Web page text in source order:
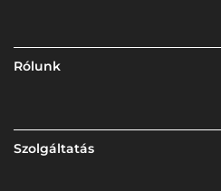
Rólunk
Szolgáltatás